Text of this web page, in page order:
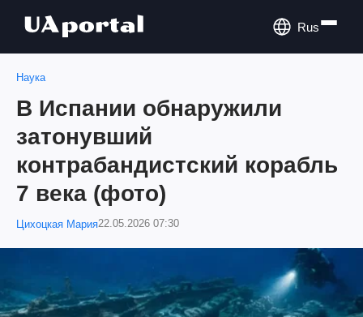
Rus
Наука
В Испании обнаружили
затонувший
контрабандистский корабль
7 века (фото)
Цихоцкая Мария22.05.2026 07:30